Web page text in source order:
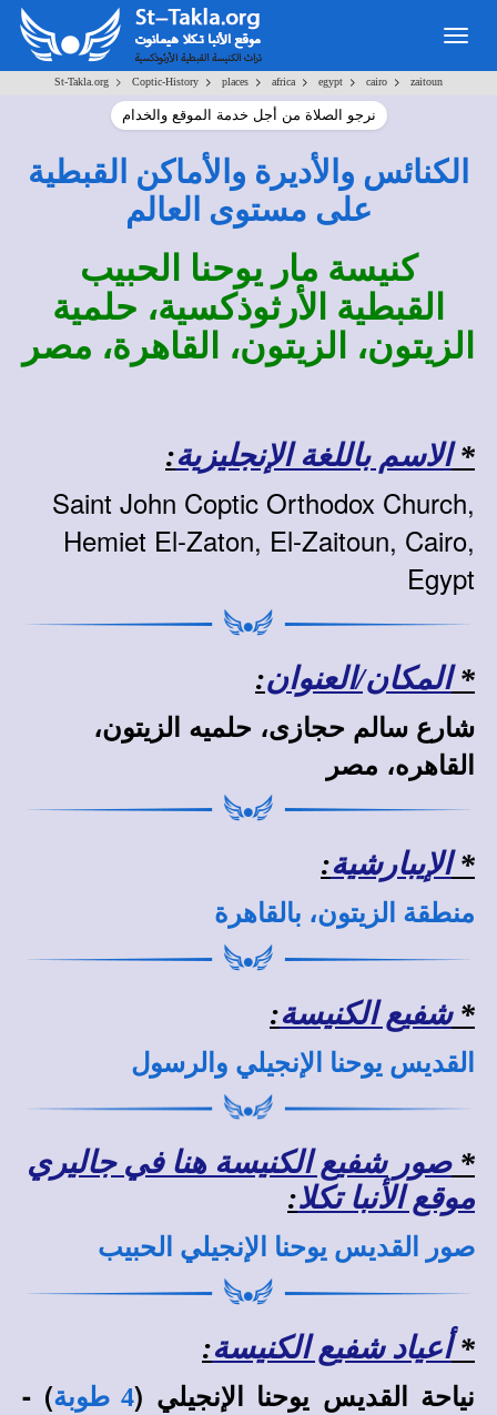
St-Takla.org > Coptic-History > places > africa > egypt > cairo > zaitoun
نرجو الصلاة من أجل خدمة الموقع والخدام
الكنائس والأديرة والأماكن القبطية
على مستوى العالم
كنيسة مار يوحنا الحبيب
القبطية الأرثوذكسية، حلمية
الزيتون، الزيتون، القاهرة، مصر
*الاسم باللغة الإنجليزية:
Saint John Coptic Orthodox Church,
Hemiet El-Zaton, El-Zaitoun, Cairo,
Egypt
*المكان/العنوان:
شارع سالم حجازى، حلميه الزيتون،
القاهره، مصر
*الإيبارشية:
منطقة الزيتون، بالقاهرة
*شفيع الكنيسة:
القديس يوحنا الإنجيلي والرسول
*صور شفيع الكنيسة هنا في جاليري
موقع الأنبا تكلا:
صور القديس يوحنا الإنجيلي الحبيب
*أعياد شفيع الكنيسة:
نياحة القديس يوحنا الإنجيلي (4 طوبة
) -